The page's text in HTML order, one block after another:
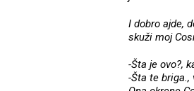
I dobro ajde,
skuži moj
-Šta je ovo?,
-Šta te briga.,